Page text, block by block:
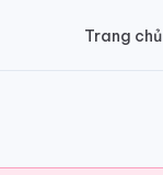
Trang chủ